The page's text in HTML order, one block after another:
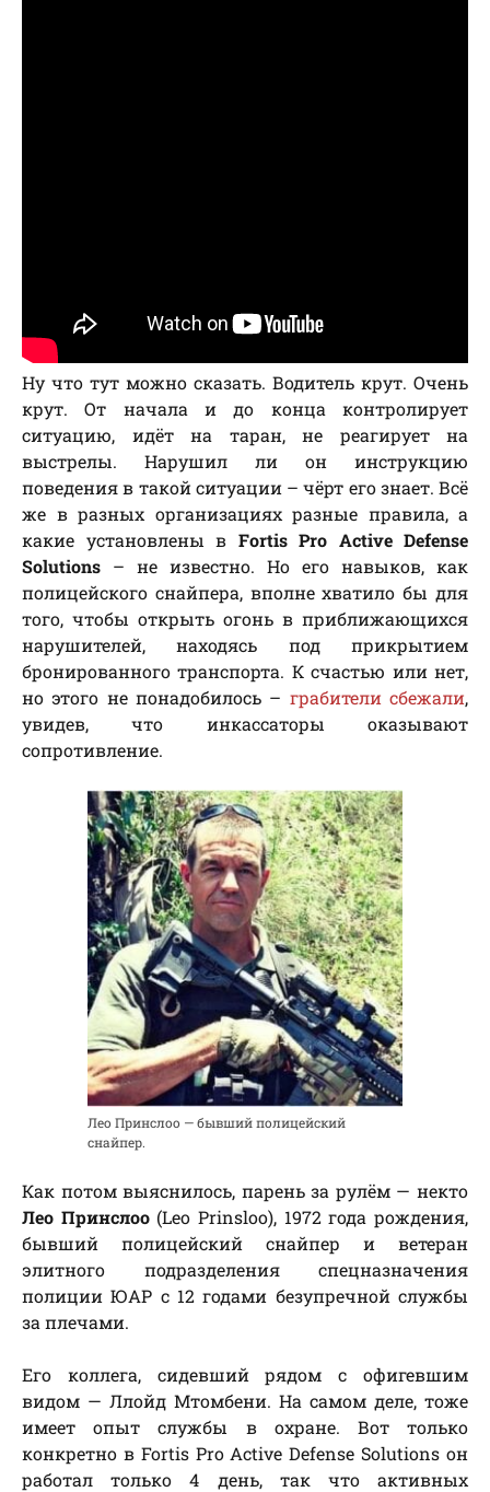
Ну что тут можно сказать. Водитель крут. Очень
крут. От начала и до конца контролирует
ситуацию, идёт на таран, не реагирует на
выстрелы. Нарушил ли он инструкцию
поведения в такой ситуации – чёрт его знает. Всё
же в разных организациях разные правила, а
какие установлены в Fortis Pro Active Defense
Solutions – не известно. Но его навыков, как
полицейского снайпера, вполне хватило бы для
того, чтобы открыть огонь в приближающихся
нарушителей, находясь под прикрытием
бронированного транспорта. К счастью или нет,
но этого не понадобилось – грабители сбежали,
увидев, что инкассаторы оказывают
сопротивление.
Лео Принслоо — бывший полицейский
снайпер.
Как потом выяснилось, парень за рулём — некто
Лео Принслоо(Leo Prinsloo), 1972 года рождения,
бывший полицейский снайпер и ветеран
элитного подразделения спецназначения
полиции ЮАР с 12 годами безупречной службы
за плечами.
Его коллега, сидевший рядом с офигевшим
видом — Ллойд Мтомбени. На самом деле, тоже
имеет опыт службы в охране. Вот только
конкретно в Fortis Pro Active Defense Solutions он
работал только 4 день, так что активных